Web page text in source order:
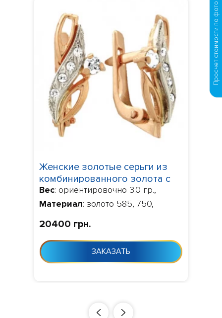
Женские золотые серьги из
комбинированного золота с
фианитами 100635
Вес: ориентировочно 3.0 гр.,
Материал: золото 585, 750,
Изготовление 10-24 дня с момента
заказа
20400 грн.
ЗАКАЗАТЬ
Просчет стоимости по фото